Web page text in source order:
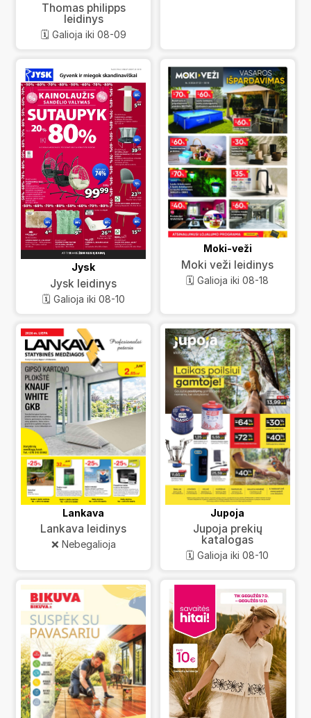
Thomas philipps
leidinys
🗓️ Galioja iki 08-09
Jysk
Jysk leidinys
🗓️ Galioja iki 08-10
Moki-veži
Moki veži leidinys
🗓️ Galioja iki 08-18
Lankava
Lankava leidinys
❌ Nebegalioja
Jupoja
Jupoja prekių
katalogas
🗓️ Galioja iki 08-10